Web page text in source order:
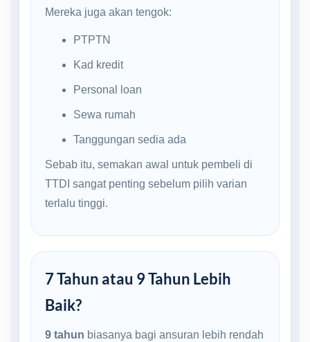
Mereka juga akan tengok:
PTPTN
Kad kredit
Personal loan
Sewa rumah
Tanggungan sedia ada
Sebab itu, semakan awal untuk pembeli di
TTDI sangat penting sebelum pilih varian
terlalu tinggi.
7 Tahun atau 9 Tahun Lebih
Baik?
9 tahun biasanya bagi ansuran lebih rendah